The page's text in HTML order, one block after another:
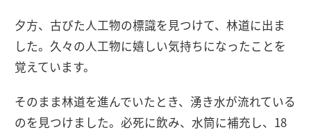
夕方、古びた人工物の標識を見つけて、林道に出ま
した。久々の人工物に嬉しい気持ちになったことを
覚えています。
そのまま林道を進んでいたとき、湧き水が流れている
のを見つけました。必死に飲み、水筒に補充し、18